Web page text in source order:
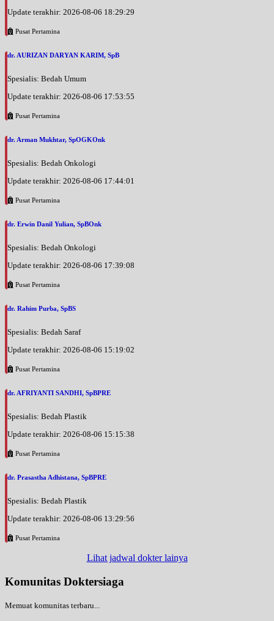
Update terakhir: 2026-08-06 18:29:29
Pusat Pertamina
dr. AURIZAN DARYAN KARIM, SpB
Spesialis: Bedah Umum
Update terakhir: 2026-08-06 17:53:55
Pusat Pertamina
dr. Arman Mukhtar, SpOGKOnk
Spesialis: Bedah Onkologi
Update terakhir: 2026-08-06 17:44:01
Pusat Pertamina
dr. Erwin Danil Yulian, SpBOnk
Spesialis: Bedah Onkologi
Update terakhir: 2026-08-06 17:39:08
Pusat Pertamina
dr. Rahim Purba, SpBS
Spesialis: Bedah Saraf
Update terakhir: 2026-08-06 15:19:02
Pusat Pertamina
dr. AFRIYANTI SANDHI, SpBPRE
Spesialis: Bedah Plastik
Update terakhir: 2026-08-06 15:15:38
Pusat Pertamina
dr. Prasastha Adhistana, SpBPRE
Spesialis: Bedah Plastik
Update terakhir: 2026-08-06 13:29:56
Pusat Pertamina
Lihat jadwal dokter lainya
Komunitas Doktersiaga
Memuat komunitas terbaru...